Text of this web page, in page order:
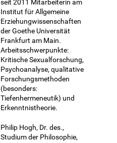
seit 2011 Mitarbeiterin am
Institut für Allgemeine
Erziehungwissenschaften
der Goethe Universität
Frankfurt am Main.
Arbeitsschwerpunkte:
Kritische Sexualforschung,
Psychoanalyse, qualitative
Forschungsmethoden
(besonders:
Tiefenhermeneutik) und
Erkenntnistheorie.
Philip Hogh, Dr. des.,
Studium der Philosophie,